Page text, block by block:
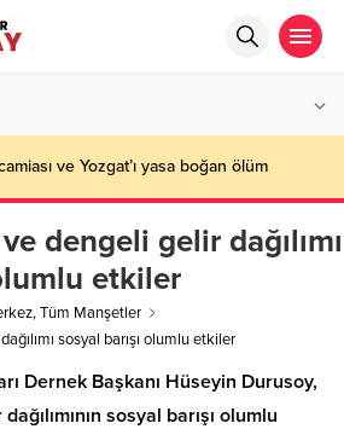
ve Yozgat’ı yasa boğan ölüm
dengeli gelir dağılımı
etkiler
,Tüm Manşetler
sosyal barışı olumlu etkiler
Dernek Başkanı Hüseyin Durusoy,
sosyal barışı olumlu